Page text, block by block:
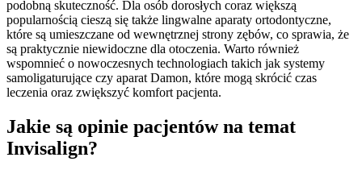
podobną skuteczność. Dla osób dorosłych coraz większą
popularnością cieszą się także lingwalne aparaty ortodontyczne,
które są umieszczane od wewnętrznej strony zębów, co sprawia, że
są praktycznie niewidoczne dla otoczenia. Warto również
wspomnieć o nowoczesnych technologiach takich jak systemy
samoligaturujące czy aparat Damon, które mogą skrócić czas
leczenia oraz zwiększyć komfort pacjenta.
Jakie są opinie pacjentów na temat
Invisalign?